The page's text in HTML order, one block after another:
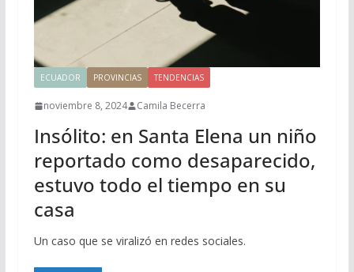
ECUADOR PROVINCIAS TENDENCIAS
noviembre 8, 2024 Camila Becerra
Insólito: en Santa Elena un niño
reportado como desaparecido,
estuvo todo el tiempo en su
casa
Un caso que se viralizó en redes sociales.